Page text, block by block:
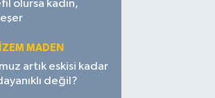
olursa kadın,
MADEN
artık eskisi kadar
değil?